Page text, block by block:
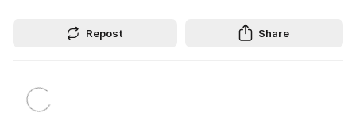
Repost Share